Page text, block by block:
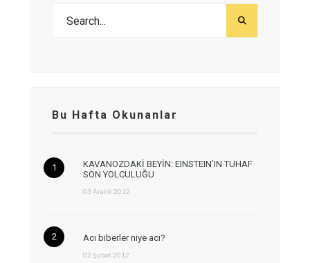
Bu Hafta Okunanlar
KAVANOZDAKİ BEYİN: EINSTEIN’IN TUHAF
SON YOLCULUĞU
03 Aralık 2012
Acı biberler niye acı?
02 Şubat 2012